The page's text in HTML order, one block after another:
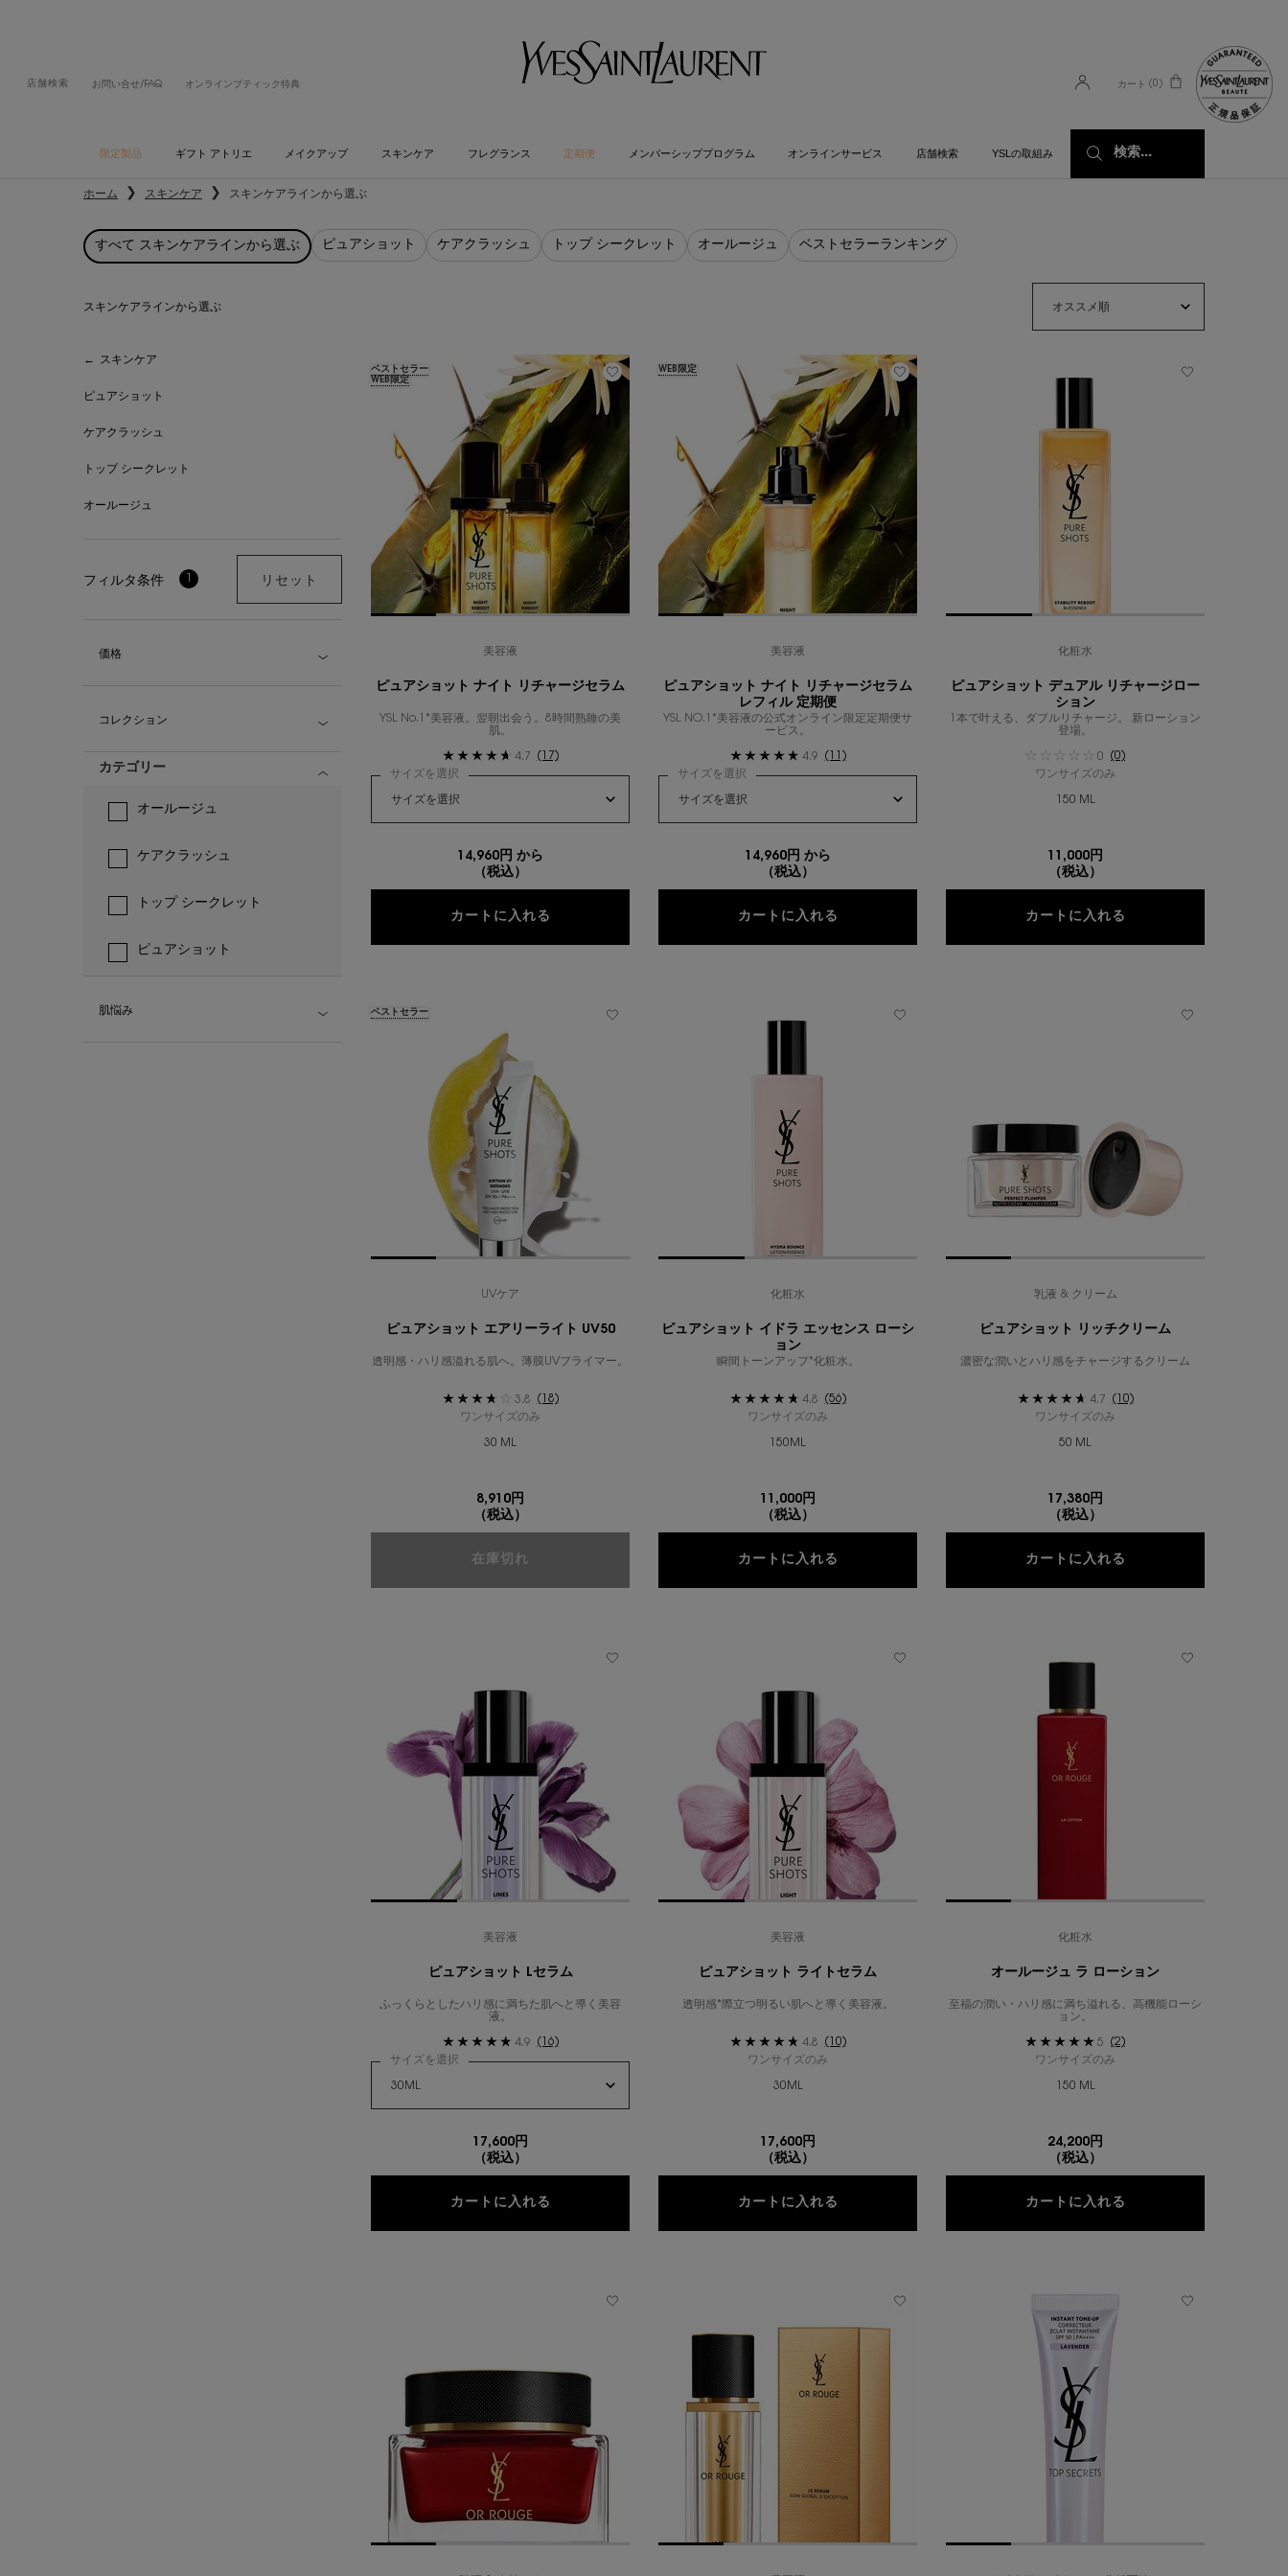
店舗検索 お問い合せ/FAQ オンラインブティック特典 カート 0
0 カート内の製品
限定製品 ギフト アトリエ メイクアップ スキンケア フレグランス 定期便 メンバーシッププログラム オンラインサービス 店舗検索 YSLの取組み 検索...
メインコンテンツ
ホーム スキンケア スキンケアラインから選ぶ
すべて スキンケアラインから選ぶ ピュアショット ケアクラッシュ トップ シークレット オールージュ ベストセラーランキング
スキンケアラインから選ぶ
スキンケア
ピュアショット
ケアクラッシュ
トップ シークレット
オールージュ
フィルタ条件 リセット
価格
コレクション
カテゴリー
オールージュ
ケアクラッシュ
トップ シークレット
ピュアショット
肌悩み
ベストセラー
WEB限定
美容液
ピュアショット ナイト リチャージセラム
YSL No.1*美容液。翌朝出会う。8時間熟睡の美
肌。
4.7
(17)
サイズを選択
14,960円 から
（税込）
カートに入れる ピュアショット ナイト リチャージセラム
WEB限定
美容液
ピュアショット ナイト リチャージセラム
レフィル 定期便
YSL NO.1*美容液の公式オンライン限定定期便サ
ービス。
4.9
(11)
サイズを選択
14,960円 から
（税込）
カートに入れる ピュアショット ナイト リチャージセラム レフィル 定期便
化粧水
ピュアショット デュアル リチャージロー
ション
1本で叶える、ダブルリチャージ。 新ローション
登場。
0
(0)
ワンサイズのみ
150 ML
11,000円
（税込）
カートに入れる
ベストセラー
UVケア
ピュアショット エアリーライト UV50
透明感・ハリ感溢れる肌へ。薄膜UVプライマー。
3.8
(18)
ワンサイズのみ
30 ML
8,910円
（税込）
在庫切れ ピュアショット エアリーライト UV50
化粧水
ピュアショット イドラ エッセンス ローシ
ョン
瞬間トーンアップ*化粧水。
4.8
(56)
ワンサイズのみ
150ML
11,000円
（税込）
カートに入れる ピュアショット イドラ エッセンス ローション
乳液 & クリーム
ピュアショット リッチクリーム
濃密な潤いとハリ感をチャージするクリーム
4.7
(10)
ワンサイズのみ
50 ML
17,380円
（税込）
カートに入れる
美容液
ピュアショット Lセラム
ふっくらとしたハリ感に満ちた肌へと導く美容
液。
4.9
(16)
サイズを選択
17,600円
（税込）
カートに入れる
美容液
ピュアショット ライトセラム
透明感*際立つ明るい肌へと導く美容液。
4.8
(10)
ワンサイズのみ
30ML
17,600円
（税込）
カートに入れる ピュアショット ライトセラム
化粧水
オールージュ ラ ローション
至福の潤い・ハリ感に満ち溢れる、高機能ローシ
ョン。
5
(2)
ワンサイズのみ
150 ML
24,200円
（税込）
カートに入れる